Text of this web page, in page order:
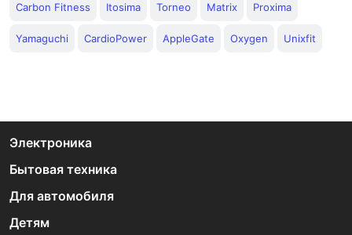
Carbon Fitness Itosima Torneo Matrix Proxima
Yamaguchi CardioPower AppleGate Oxygen Unixfit
Электроника
Бытовая техника
Для автомобиля
Детям